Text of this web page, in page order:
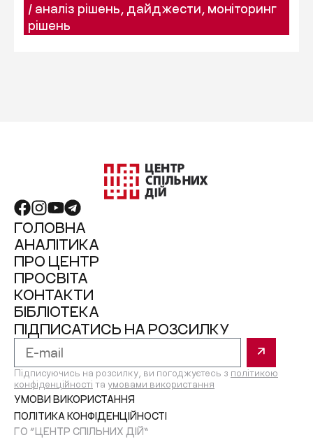
/ аналіз рішень, дайджести, моніторинг
рішень
ГОЛОВНА
АНАЛІТИКА
ПРО ЦЕНТР
ПРОСВІТА
КОНТАКТИ
БІБЛІОТЕКА
ПІДПИСАТИСЬ НА РОЗСИЛКУ
Підписуючись на розсилку, ви погоджуєтесь з політикою
конфіденційності та умовами використання
ГО “ЦЕНТР СПІЛЬНИХ ДІЙ”
УМОВИ ВИКОРИСТАННЯ
ПОЛІТИКА КОНФІДЕНЦІЙНОСТІ